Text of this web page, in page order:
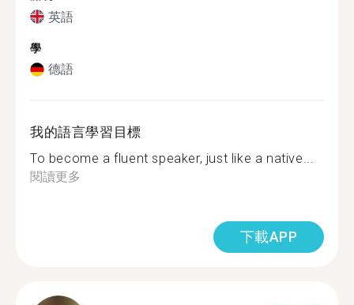
英語
學
德語
我的語言學習目標
To become a fluent speaker, just like a native...
閱讀更多
下載APP